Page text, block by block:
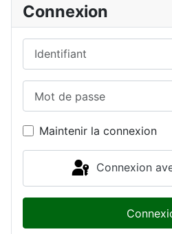
Connexion
Maintenir la connexion
Connexion